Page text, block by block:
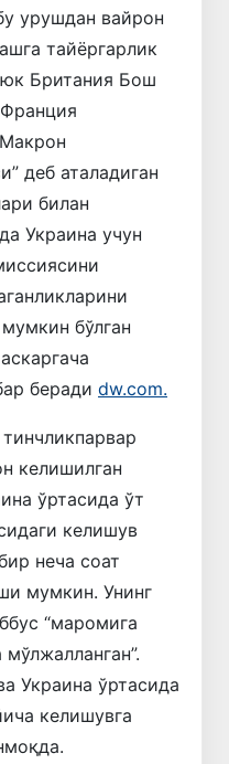
урушдан вайрон
тайёргарлик
Британия Бош
деб аталадиган
билан
Украина учун
бўлган
беради dw.com.
келишилган
ўртасида ўт
келишув
неча соат
мумкин. Унинг
“маромига
мўлжалланган”.
Украина ўртасида
келишувга